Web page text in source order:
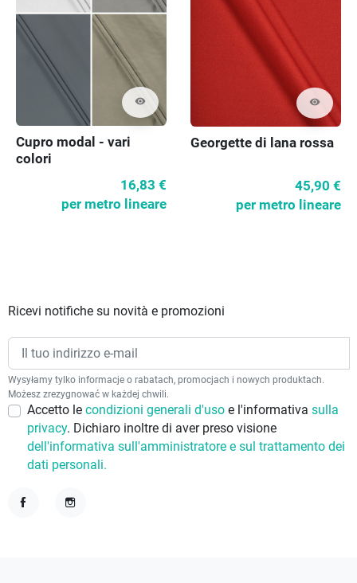
visibility
Cupro modal - vari
colori
16,83 €
per metro lineare
visibility
Georgette di lana rossa
45,90 €
per metro lineare
Ricevi notifiche su novità e promozioni
Wysyłamy tylko informacje o rabatach, promocjach i nowych produktach.
Możesz zrezygnować w każdej chwili.
Accetto le condizioni generali d'uso e l'informativa sulla
privacy. Dichiaro inoltre di aver preso visione
dell'informativa sull'amministratore e sul trattamento dei
dati personali.